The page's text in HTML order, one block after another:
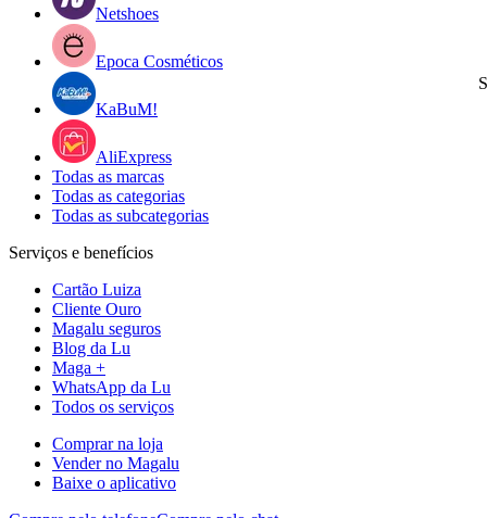
Netshoes
Epoca Cosméticos
KaBuM!
AliExpress
Todas as marcas
Todas as categorias
Todas as subcategorias
Serviços e benefícios
Cartão Luiza
Cliente Ouro
Magalu seguros
Blog da Lu
Maga +
WhatsApp da Lu
Todos os serviços
Comprar na loja
Vender no Magalu
Baixe o aplicativo